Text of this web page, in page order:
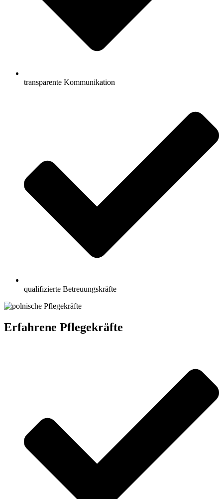
transparente Kommunikation
qualifizierte Betreuungskräfte
Erfahrene Pflegekräfte